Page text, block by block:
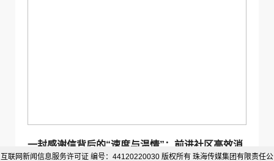
一封感谢信背后的“速度与温情”：前进社区高效消
互联网新闻信息服务许可证 编号：44120220030 版权所有 珠海传媒集团有限责任公